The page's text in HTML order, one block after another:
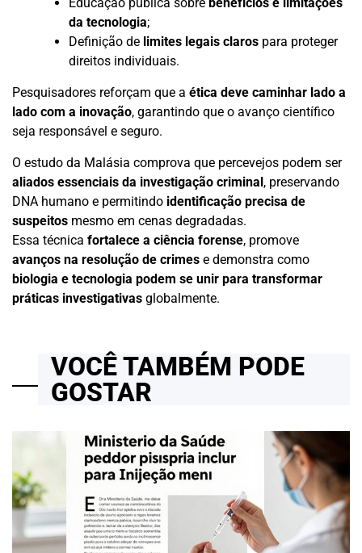
da tecnologia;
Definição de limites legais claros para proteger
direitos individuais.
Pesquisadores reforçam que a ética deve caminhar lado a
lado com a inovação, garantindo que o avanço científico
seja responsável e seguro.
O estudo da Malásia comprova que percevejos podem ser
aliados essenciais da investigação criminal, preservando
DNA humano e permitindo identificação precisa de
suspeitos mesmo em cenas degradadas.
Essa técnica fortalece a ciência forense, promove
avanços na resolução de crimes e demonstra como
biologia e tecnologia podem se unir para transformar
práticas investigativas globalmente.
VOCÊ TAMBÉM PODE
GOSTAR